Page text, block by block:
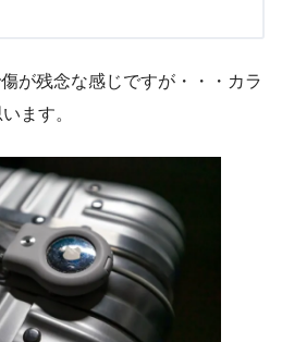
が残念な感じですが・・・カラ
ます。